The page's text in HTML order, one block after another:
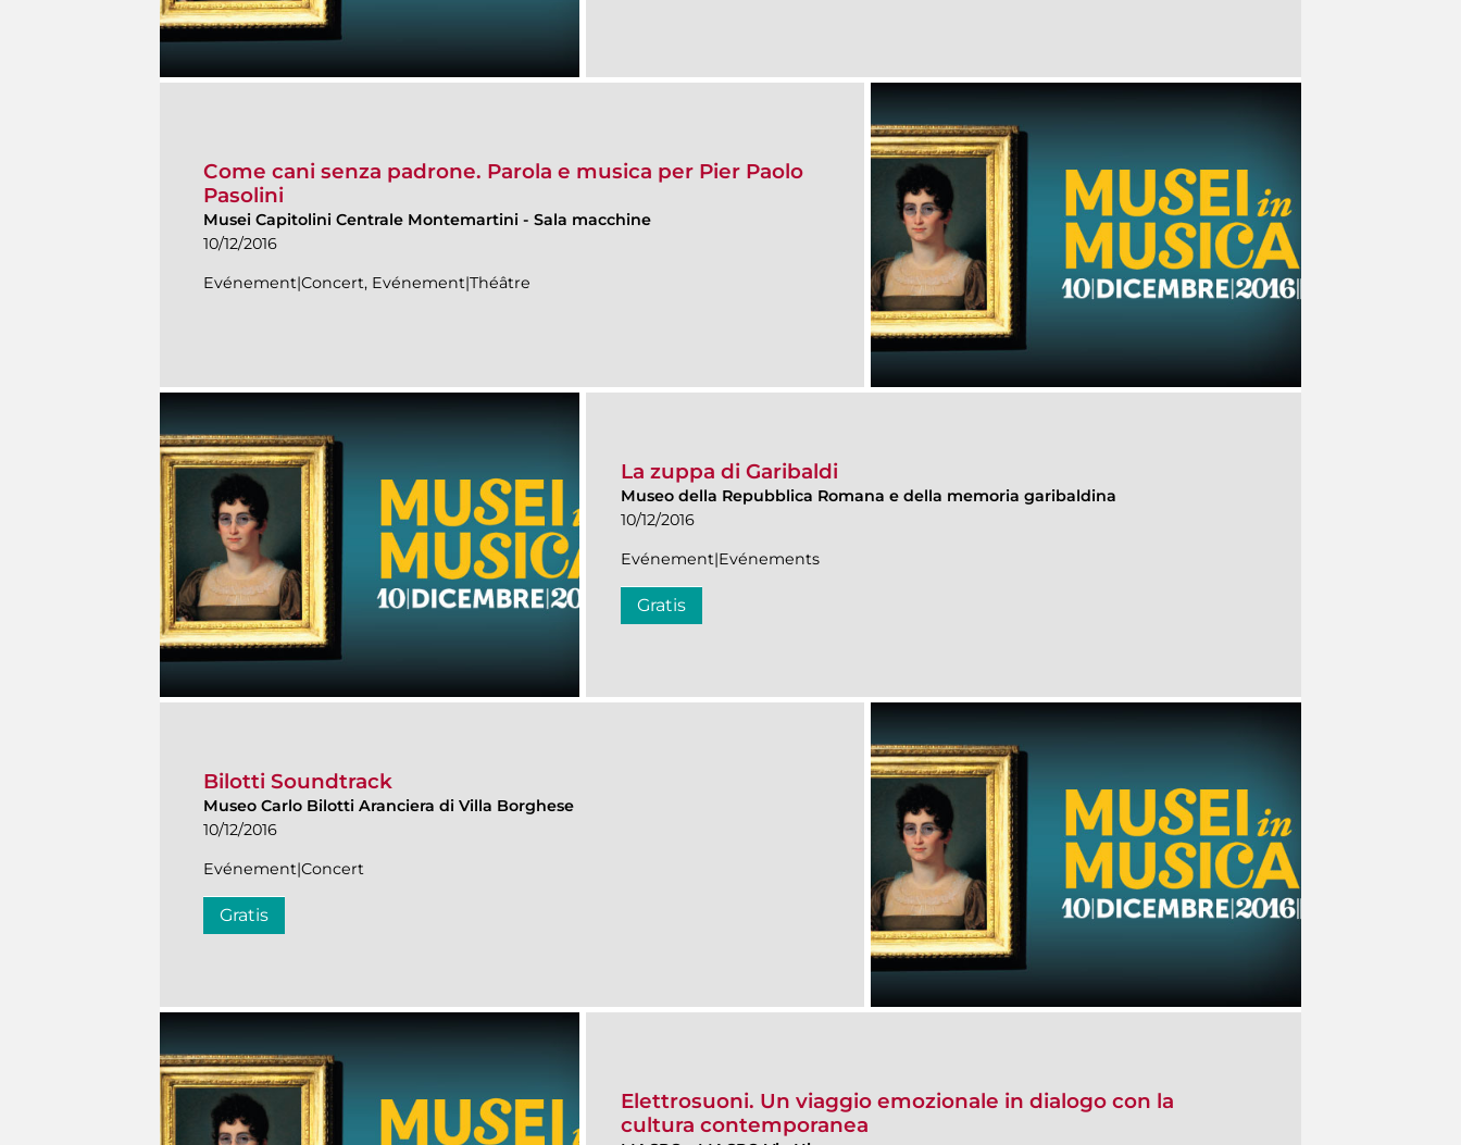
Come cani senza padrone. Parola e musica per Pier Paolo
Pasolini
Musei Capitolini Centrale Montemartini - Sala macchine
10/12/2016
Evénement|Concert, Evénement|Théâtre
La zuppa di Garibaldi
Museo della Repubblica Romana e della memoria garibaldina
10/12/2016
Evénement|Evénements
Gratis
Bilotti Soundtrack
Museo Carlo Bilotti Aranciera di Villa Borghese
10/12/2016
Evénement|Concert
Gratis
Elettrosuoni. Un viaggio emozionale in dialogo con la
cultura contemporanea